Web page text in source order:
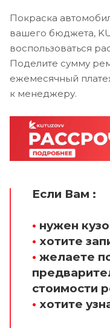
Покраска
вашего бюджета,
воспользоваться
Поделите сумму
ежемесячный
к менеджеру.
Если Вам :
• нужен
• хотите
• желаете
стоимости
• хотите